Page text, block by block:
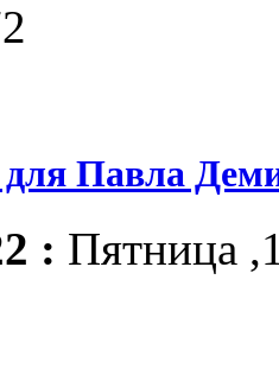
Павла
: Пятница